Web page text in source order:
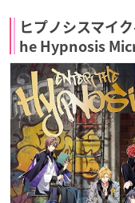
ヒプノシスマイ
he Hypnosis